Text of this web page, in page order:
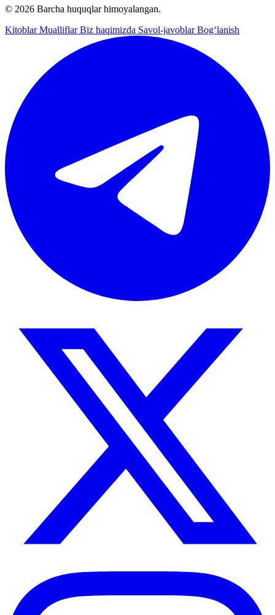
© 2026 Barcha huquqlar himoyalangan.
KitoblarMualliflarBiz haqimizda Savol-javoblarBog‘lanish